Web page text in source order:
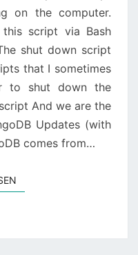
on the computer.
script via Bash
shut down script
that I sometimes
to shut down the
And we are the
Updates (with
comes from…
WEITERLESEN